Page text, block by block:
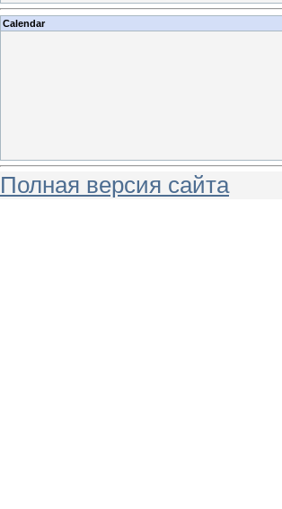
Calendar
Полная версия сайта